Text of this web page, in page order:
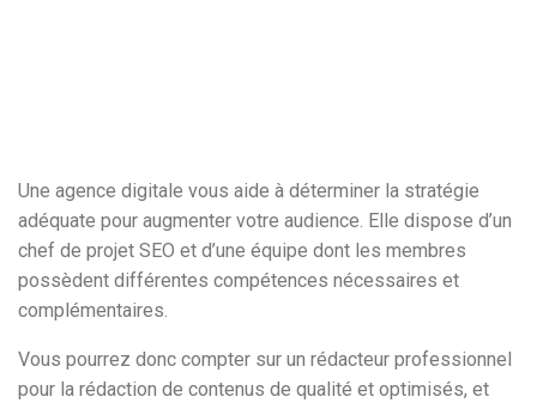
Une agence digitale vous aide à déterminer la stratégie
adéquate pour augmenter votre audience. Elle dispose d’un
chef de projet SEO et d’une équipe dont les membres
possèdent différentes compétences nécessaires et
complémentaires.
Vous pourrez donc compter sur un rédacteur professionnel
pour la rédaction de contenus de qualité et optimisés, et